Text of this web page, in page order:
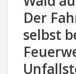
Der
selbst